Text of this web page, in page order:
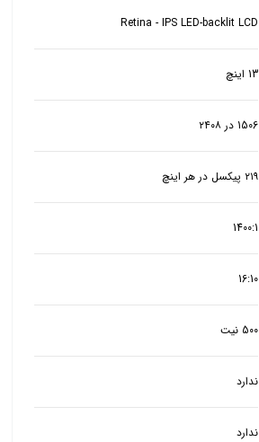
Retina - IPS LED-backlit LCD
13 اینچ
1506 در ۲۴۰۸
۲۱۹ پیکسل در هر اینچ
1400:1
16:10
500 نیت
ندارد
ندارد